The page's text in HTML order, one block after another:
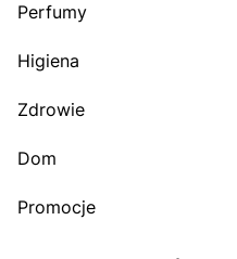
Perfumy
Higiena
Zdrowie
Dom
Promocje